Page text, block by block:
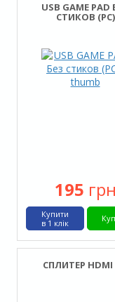
USB GAME PAD
СТИКОВ (PC)
195 грн
Купити
в 1 клік
СПЛИТЕР HDMI